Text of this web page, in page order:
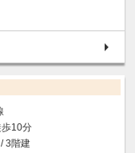
歩10分
3階建